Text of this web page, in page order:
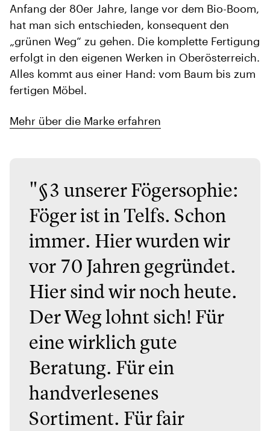
Anfang der 80er Jahre, lange vor dem Bio-Boom,
hat man sich entschieden, konsequent den
„grünen Weg“ zu gehen. Die komplette Fertigung
erfolgt in den eigenen Werken in Oberösterreich.
Alles kommt aus einer Hand: vom Baum bis zum
fertigen Möbel.
Mehr über die Marke erfahren
"§3 unserer Fögersophie:
Föger ist in Telfs. Schon
immer. Hier wurden wir
vor 70 Jahren gegründet.
Hier sind wir noch heute.
Der Weg lohnt sich! Für
eine wirklich gute
Beratung. Für ein
handverlesenes
Sortiment. Für fair